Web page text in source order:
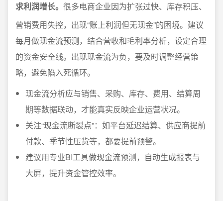
求利润增长。 很多电商企业因为扩张过快、库存积压、
营销费用失控，出现“账上利润但无现金”的困境。建议
每月做现金流预测，结合营收和毛利率分析，设定合理
的资金安全线。出现现金流为负，要及时调整经营策
略，避免陷入死循环。
现金流分析应与销售、采购、库存、费用、结算周
期等数据联动，才能真实反映企业运营状况。
关注“现金流断裂点”：如平台延迟结算、供应商提前
付款、季节性压货等，都要提前预警。
建议用专业BI工具做现金流预测，自动生成报表与
大屏，提升资金管控效率。